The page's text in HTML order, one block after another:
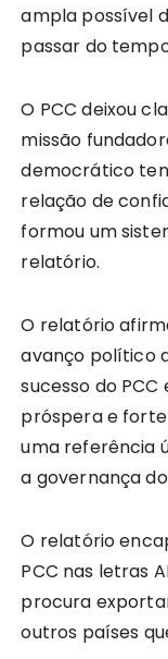
ampla possível
passar do
O PCC deixou
missão
democrático
relação de
formou um
relatório.
O relatório
avanço político
sucesso do
próspera e
uma referência
a governança
O relatório
PCC nas letras
procura
outros países